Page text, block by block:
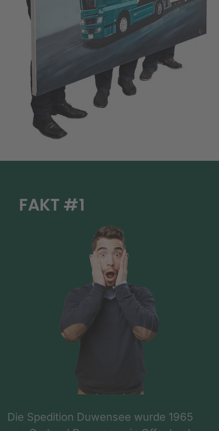
FAKT #1
Die Spedition Duwensee wurde 1965